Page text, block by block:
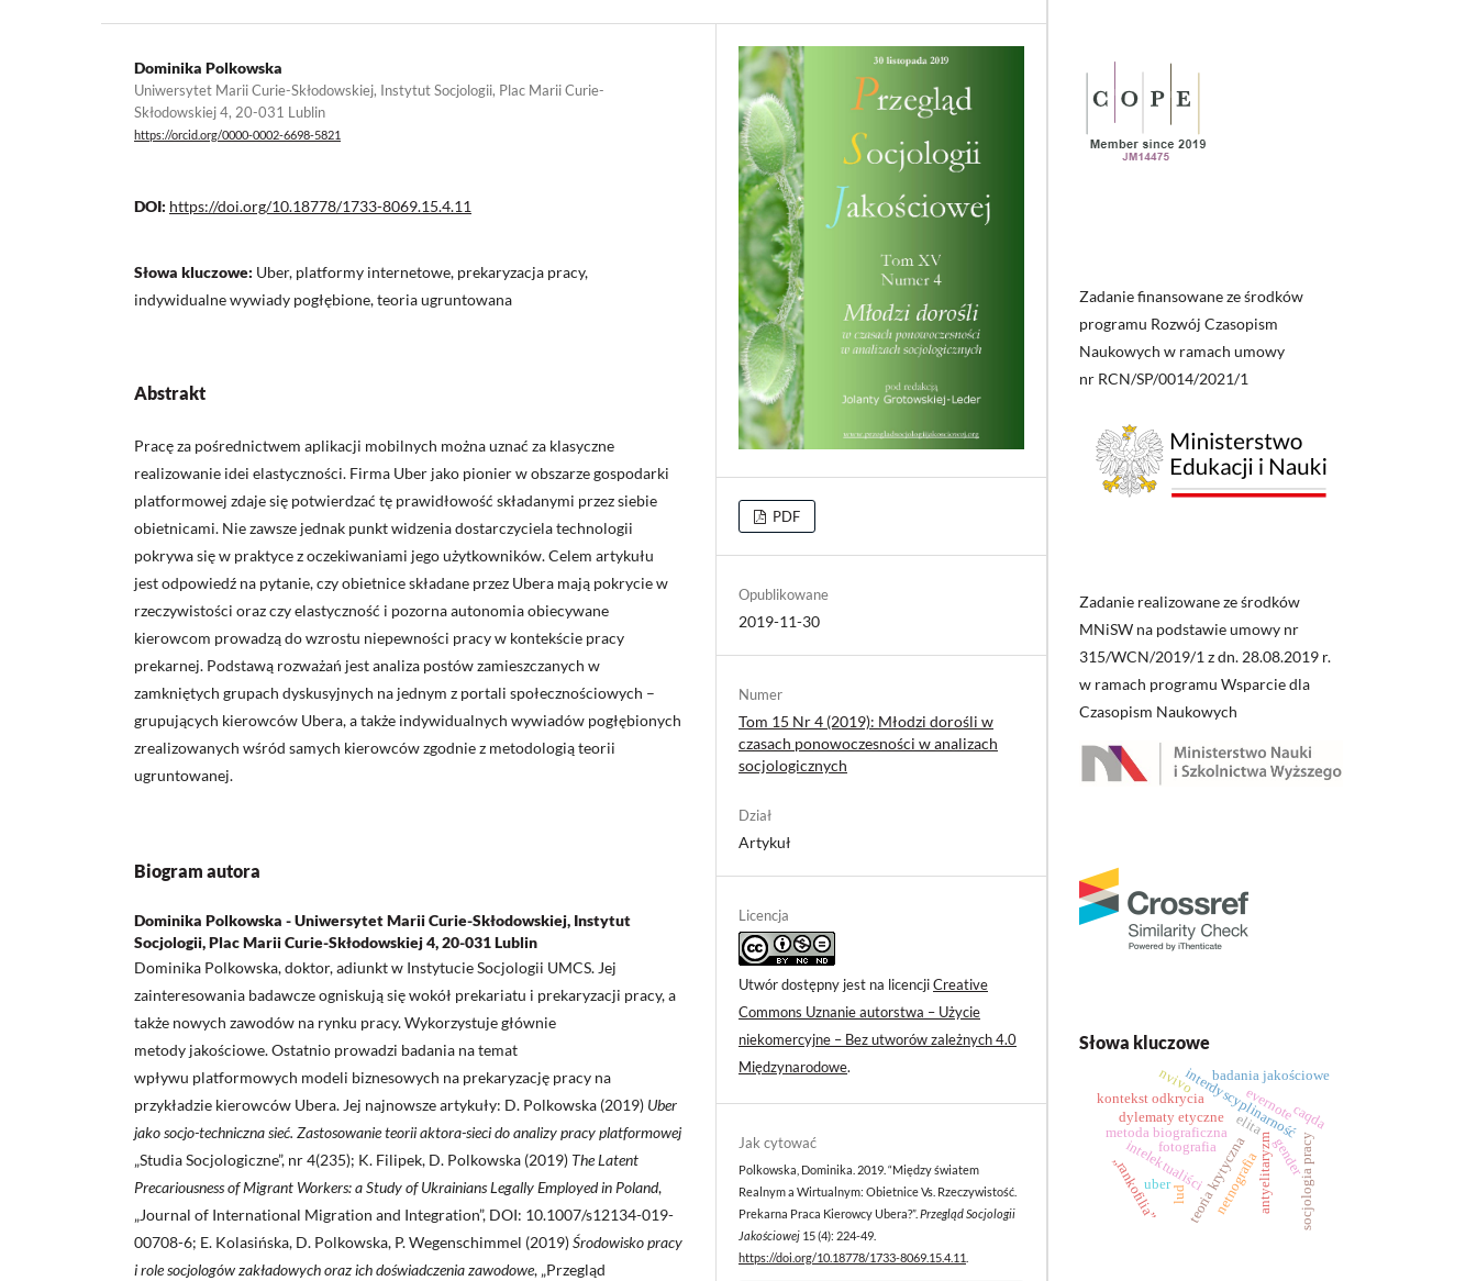
Dominika Polkowska
Uniwersytet Marii Curie-Skłodowskiej, Instytut Socjologii, Plac Marii Curie-
Skłodowskiej 4, 20-031 Lublin
https://orcid.org/0000-0002-6698-5821
DOI: https://doi.org/10.18778/1733-8069.15.4.11
Słowa kluczowe: Uber, platformy internetowe, prekaryzacja pracy,
indywidualne wywiady pogłębione, teoria ugruntowana
Abstrakt
Pracę za pośrednictwem aplikacji mobilnych można uznać za klasyczne
realizowanie idei elastyczności. Firma Uber jako pionier w obszarze gospodarki
platformowej zdaje się potwierdzać tę prawidłowość składanymi przez siebie
obietnicami. Nie zawsze jednak punkt widzenia dostarczyciela technologii
pokrywa się w praktyce z oczekiwaniami jego użytkowników. Celem artykułu
jest odpowiedź na pytanie, czy obietnice składane przez Ubera mają pokrycie w
rzeczywistości oraz czy elastyczność i pozorna autonomia obiecywane
kierowcom prowadzą do wzrostu niepewności pracy w kontekście pracy
prekarnej. Podstawą rozważań jest analiza postów zamieszczanych w
zamkniętych grupach dyskusyjnych na jednym z portali społecznościowych –
grupujących kierowców Ubera, a także indywidualnych wywiadów pogłębionych
zrealizowanych wśród samych kierowców zgodnie z metodologią teorii
ugruntowanej.
Biogram autora
Dominika Polkowska - Uniwersytet Marii Curie-Skłodowskiej, Instytut
Socjologii, Plac Marii Curie-Skłodowskiej 4, 20-031 Lublin
Dominika Polkowska, doktor, adiunkt w Instytucie Socjologii UMCS. Jej
zainteresowania badawcze ogniskują się wokół prekariatu i prekaryzacji pracy, a
także nowych zawodów na rynku pracy. Wykorzystuje głównie
metody jakościowe. Ostatnio prowadzi badania na temat
wpływu platformowych modeli biznesowych na prekaryzację pracy na
przykładzie kierowców Ubera. Jej najnowsze artykuły: D. Polkowska (2019) Uber
jako socjo-techniczna sieć. Zastosowanie teorii aktora-sieci do analizy pracy platformowej
„Studia Socjologiczne”, nr 4(235); K. Filipek, D. Polkowska (2019) The Latent
Precariousness of Migrant Workers: a Study of Ukrainians Legally Employed in Poland,
„Journal of International Migration and Integration”, DOI: 10.1007/s12134-019-
00708-6; E. Kolasińska, D. Polkowska, P. Wegenschimmel (2019)Środowisko pracy
i role socjologów zakładowych oraz ich doświadczenia zawodowe, „Przegląd
PDF
Opublikowane
2019-11-30
Numer
Tom 15 Nr 4 (2019): Młodzi dorośli w
czasach ponowoczesności w analizach
socjologicznych
Dział
Artykuł
Licencja
Utwór dostępny jest na licencjiCreative
Commons Uznanie autorstwa – Użycie
niekomercyjne – Bez utworów zależnych 4.0
Międzynarodowe.
Jak cytować
Polkowska, Dominika. 2019. “Między światem
Realnym a Wirtualnym: Obietnice Vs. Rzeczywistość.
Prekarna Praca Kierowcy Ubera?”.Przegląd Socjologii
Jakościowej 15 (4): 224-49.
https://doi.org/10.18778/1733-8069.15.4.11.
Zadanie finansowane ze środków
programu Rozwój Czasopism
Naukowych w ramach umowy
nr RCN/SP/0014/2021/1
Zadanie realizowane ze środków
MNiSW na podstawie umowy nr
315/WCN/2019/1 z dn. 28.08.2019 r.
w ramach programu Wsparcie dla
Czasopism Naukowych
Słowa kluczowe
antyelitaryzm
elita
intelektualiści
ludteoria krytyczna
metoda biograficznainterdyscyplinarność
dylematy etyczne
uber
badania jakościowe
fotografia
kontekst odkrycia
socjologia pracy
gender
„rankofilia”
evernotecaqda
nvivo
netnografia